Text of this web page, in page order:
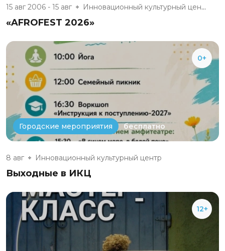
15 авг 2006 - 15 авг Инновационный культурный центр
«AFROFEST 2026»
0+
Городские мероприятия бесплатно
8 авг Инновационный культурный центр
Выходные в ИКЦ
12+